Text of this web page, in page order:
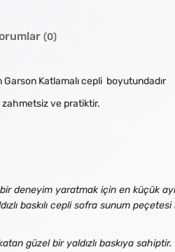
(0)
Garson Katlamalı cepli boyutundadır
zahmetsiz ve pratiktir.
deneyim yaratmak için en küçük
baskılı cepli sofra sunum
güzel bir yaldızlı baskıya sahiptir.